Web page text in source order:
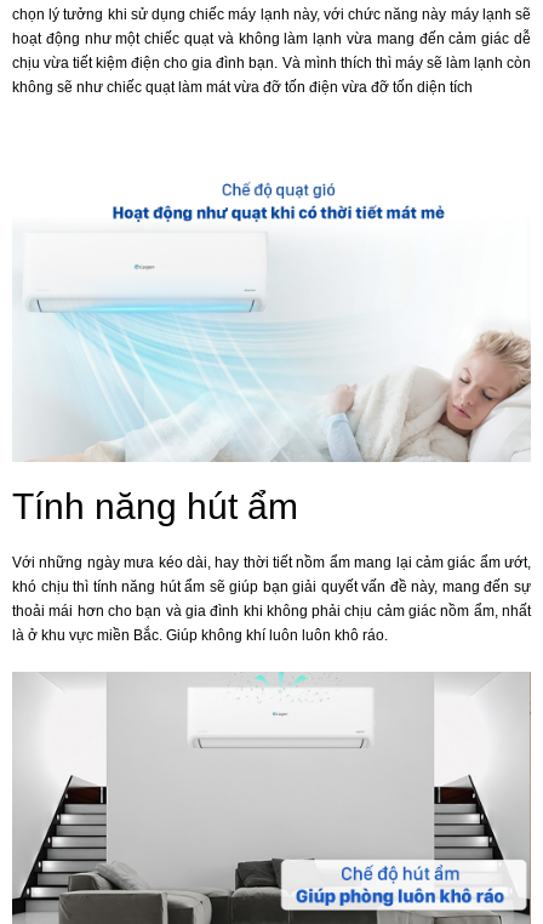
chọn lý tưởng khi sử dụng chiếc máy lạnh này, với chức năng này máy lạnh sẽ
hoạt động như một chiếc quạt và không làm lạnh vừa mang đến cảm giác dễ
chịu vừa tiết kiệm điện cho gia đình bạn. Và mình thích thì máy sẽ làm lạnh còn
không sẽ như chiếc quạt làm mát vừa đỡ tốn điện vừa đỡ tốn diện tích
Tính năng hút ẩm
Với những ngày mưa kéo dài, hay thời tiết nồm ẩm mang lại cảm giác ẩm ướt,
khó chịu thì tính năng hút ẩm sẽ giúp bạn giải quyết vấn đề này, mang đến sự
thoải mái hơn cho bạn và gia đình khi không phải chịu cảm giác nồm ẩm, nhất
là ở khu vực miền Bắc. Giúp không khí luôn luôn khô ráo.